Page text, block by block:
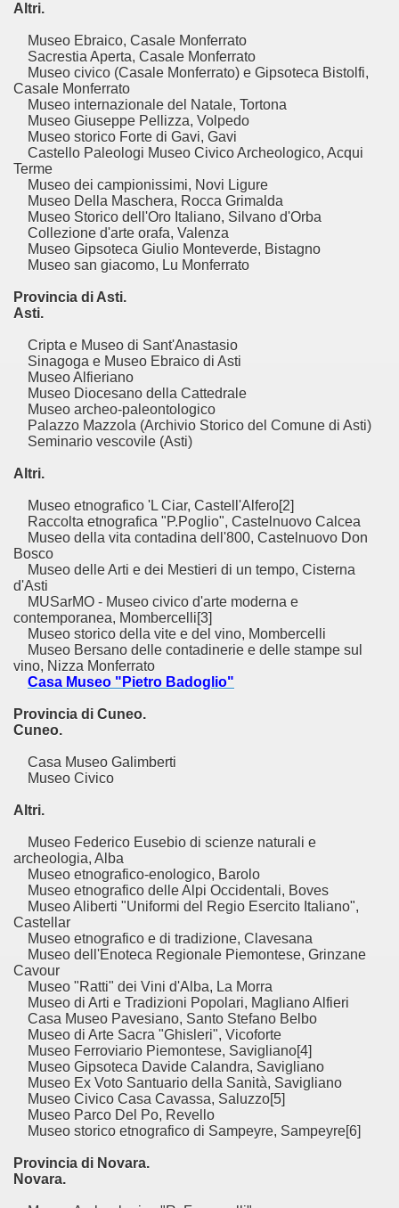
Altri.
Museo Ebraico, Casale Monferrato
Sacrestia Aperta, Casale Monferrato
Museo civico (Casale Monferrato) e Gipsoteca Bistolfi,
Casale Monferrato
Museo internazionale del Natale, Tortona
Museo Giuseppe Pellizza, Volpedo
Museo storico Forte di Gavi, Gavi
Castello Paleologi Museo Civico Archeologico, Acqui
Terme
Museo dei campionissimi, Novi Ligure
Museo Della Maschera, Rocca Grimalda
Museo Storico dell'Oro Italiano, Silvano d'Orba
Collezione d'arte orafa, Valenza
Museo Gipsoteca Giulio Monteverde, Bistagno
Museo san giacomo, Lu Monferrato
Provincia di Asti.
Asti.
Cripta e Museo di Sant'Anastasio
Sinagoga e Museo Ebraico di Asti
Museo Alfieriano
Museo Diocesano della Cattedrale
Museo archeo-paleontologico
Palazzo Mazzola (Archivio Storico del Comune di Asti)
Seminario vescovile (Asti)
Altri.
Museo etnografico 'L Ciar, Castell'Alfero[2]
Raccolta etnografica "P.Poglio", Castelnuovo Calcea
Museo della vita contadina dell'800, Castelnuovo Don
Bosco
Museo delle Arti e dei Mestieri di un tempo, Cisterna
d'Asti
MUSarMO - Museo civico d'arte moderna e
contemporanea, Mombercelli[3]
Museo storico della vite e del vino, Mombercelli
Museo Bersano delle contadinerie e delle stampe sul
vino, Nizza Monferrato
Casa Museo "Pietro Badoglio"
Provincia di Cuneo.
Cuneo.
Casa Museo Galimberti
Museo Civico
Altri.
Museo Federico Eusebio di scienze naturali e
archeologia, Alba
Museo etnografico-enologico, Barolo
Museo etnografico delle Alpi Occidentali, Boves
Museo Aliberti "Uniformi del Regio Esercito Italiano",
Castellar
Museo etnografico e di tradizione, Clavesana
Museo dell'Enoteca Regionale Piemontese, Grinzane
Cavour
Museo "Ratti" dei Vini d'Alba, La Morra
Museo di Arti e Tradizioni Popolari, Magliano Alfieri
Casa Museo Pavesiano, Santo Stefano Belbo
Museo di Arte Sacra "Ghisleri", Vicoforte
Museo Ferroviario Piemontese, Savigliano[4]
Museo Gipsoteca Davide Calandra, Savigliano
Museo Ex Voto Santuario della Sanità, Savigliano
Museo Civico Casa Cavassa, Saluzzo[5]
Museo Parco Del Po, Revello
Museo storico etnografico di Sampeyre, Sampeyre[6]
Provincia di Novara.
Novara.